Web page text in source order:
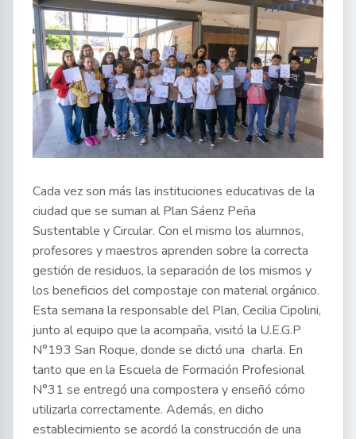
Cada vez son más las instituciones educativas de la
ciudad que se suman al Plan Sáenz Peña
Sustentable y Circular. Con el mismo los alumnos,
profesores y maestros aprenden sobre la correcta
gestión de residuos, la separación de los mismos y
los beneficios del compostaje con material orgánico.
Esta semana la responsable del Plan, Cecilia Cipolini,
junto al equipo que la acompaña, visitó la U.E.G.P
N°193 San Roque, donde se dictó una charla. En
tanto que en la Escuela de Formación Profesional
N°31 se entregó una compostera y enseñó cómo
utilizarla correctamente. Además, en dicho
establecimiento se acordó la construcción de una